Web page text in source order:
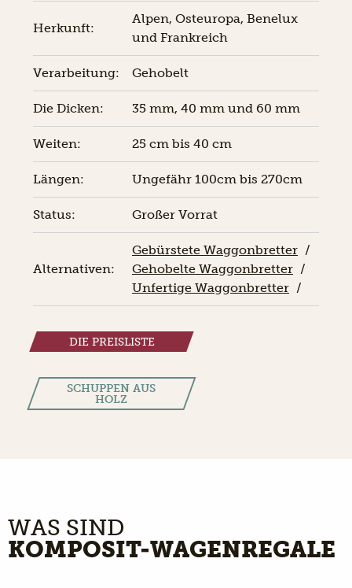
Herkunft:
Alpen, Osteuropa, Benelux
und Frankreich
Verarbeitung: Gehobelt
Die Dicken: 35 mm, 40 mm und 60 mm
Weiten: 25 cm bis 40 cm
Längen: Ungefähr 100cm bis 270cm
Status: Großer Vorrat
Alternativen:
Gebürstete Waggonbretter /
Gehobelte Waggonbretter /
Unfertige Waggonbretter /
DIE PREISLISTE
SCHUPPEN AUS
HOLZ
WAS SIND
KOMPOSIT-WAGENREGALE